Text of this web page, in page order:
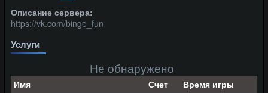
Описание сервера:
https://vk.com/binge_fun
Услуги
Не обнаружено
Имя Счет
Время игры